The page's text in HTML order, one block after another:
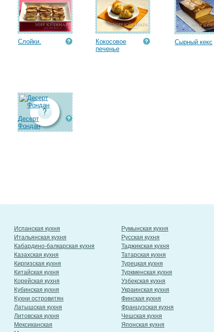
Слойки.
Кокосовое
печенье
Сырный кекс
Десерт
Фондан
Испанская кухня
Итальянская кухня
Кабардино-балкарская кухня
Казахская кухня
Киргизская кухня
Китайская кухня
Корейская кухня
Кубинская кухня
Кухни островитян
Латышская кухня
Литовская кухня
Мексиканская
Румынская кухня
Русская кухня
Таджикская кухня
Татарская кухня
Турецкая кухня
Туркменская кухня
Узбекская кухня
Украинская кухня
Финская кухня
Французская кухня
Чешская кухня
Японская кухня